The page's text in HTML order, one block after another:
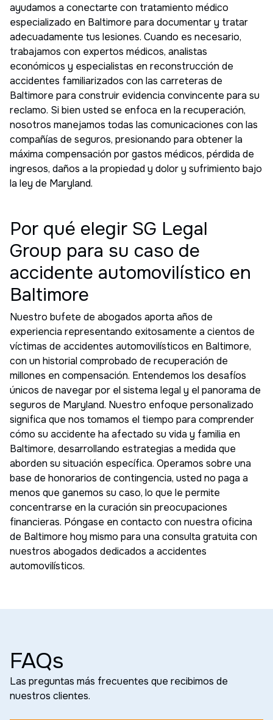
ayudamos a conectarte con tratamiento médico
especializado en Baltimore para documentar y tratar
adecuadamente tus lesiones. Cuando es necesario,
trabajamos con expertos médicos, analistas
económicos y especialistas en reconstrucción de
accidentes familiarizados con las carreteras de
Baltimore para construir evidencia convincente para su
reclamo. Si bien usted se enfoca en la recuperación,
nosotros manejamos todas las comunicaciones con las
compañías de seguros, presionando para obtener la
máxima compensación por gastos médicos, pérdida de
ingresos, daños a la propiedad y dolor y sufrimiento bajo
la ley de Maryland.
Por qué elegir SG Legal
Group para su caso de
accidente automovilístico en
Baltimore
Nuestro bufete de abogados aporta años de
experiencia representando exitosamente a cientos de
víctimas de accidentes automovilísticos en Baltimore,
con un historial comprobado de recuperación de
millones en compensación. Entendemos los desafíos
únicos de navegar por el sistema legal y el panorama de
seguros de Maryland. Nuestro enfoque personalizado
significa que nos tomamos el tiempo para comprender
cómo su accidente ha afectado su vida y familia en
Baltimore, desarrollando estrategias a medida que
aborden su situación específica. Operamos sobre una
base de honorarios de contingencia, usted no paga a
menos que ganemos su caso, lo que le permite
concentrarse en la curación sin preocupaciones
financieras. Póngase en contacto con nuestra oficina
de Baltimore hoy mismo para una consulta gratuita con
nuestros abogados dedicados a accidentes
automovilísticos.
FAQs
Las preguntas más frecuentes que recibimos de
nuestros clientes.